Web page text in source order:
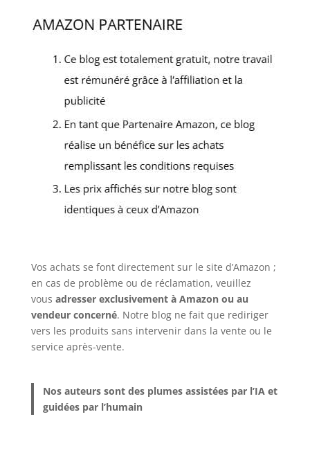
Vos achats se font directement sur le site d’Amazon ;
en cas de problème ou de réclamation, veuillez
vous adresser exclusivement à Amazon ou au
vendeur concerné. Notre blog ne fait que rediriger
vers les produits sans intervenir dans la vente ou le
service après-vente.
Nos auteurs sont des plumes assistées par l’IA et
guidées par l’humain